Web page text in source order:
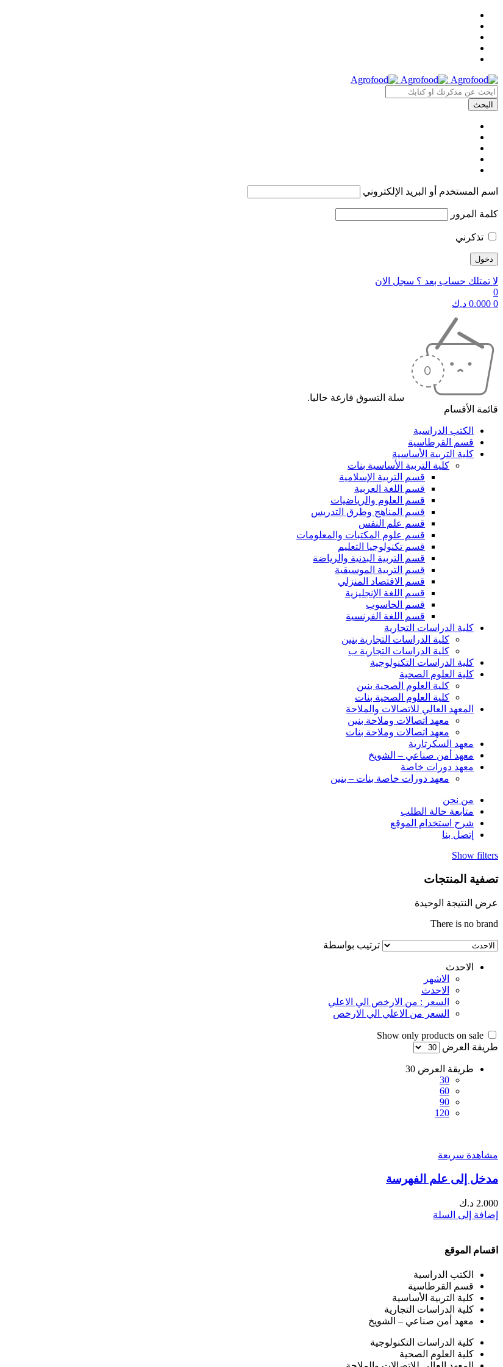
اسم المستخدم أو البريد الإلكتروني
كلمة المرور
تذكرني
لا تمتلك حساب بعد ؟ سجل الان
0
0
0.000 د.ك
سلة التسوق فارغة حاليا.
قائمة الأقسام
الكتب الدراسية
قسم القرطاسية
كلية التربية الأساسية
كلية التربية الأساسية بنات
قسم التربية الإسلامية
قسم اللغة العربية
قسم العلوم والرياضيات
قسم المناهج وطرق التدريس
قسم علم النفس
قسم علوم المكتبات والمعلومات
قسم تكنولوجيا التعليم
قسم التربية البدنية والرياضة
قسم التربية الموسيقية
قسم الاقتصاد المنزلي
قسم اللغة الإنجليزية
قسم الحاسوب
قسم اللغة الفرنسية
كلية الدراسات التجارية
كلية الدراسات التجارية بنين
كلية الدراسات التجارية ب
كلية الدراسات التكنولوجية
كلية العلوم الصحية
كلية العلوم الصحية بنين
كلية العلوم الصحية بنات
المعهد العالي للاتصالات والملاحة
معهد اتصالات وملاحة بنين
معهد اتصالات وملاحة بنات
معهد السكرتارية
معهد أمن صناعي – الشويخ
معهد دورات خاصة
معهد دورات خاصة بنات – بنين
من نحن
متابعة حالة الطلب
شرح استخدام الموقع
إتصل بنا
Show filters
تصفية المنتجات
عرض النتيجة الوحيدة
There is no brand
ترتيب بواسطة
الاحدث
الاشهر
الاحدث
السعر : من الارخص الي الاعلي
السعر من الاعلي الي الارخص
طريقة العرض
طريقة العرض 30
30
60
90
120
مشاهدة سريعة
مدخل إلى علم الفهرسة
2.000 د.ك
إضافة إلى السلة
اقسام الموقع
الكتب الدراسية
قسم القرطاسية
كلية التربية الأساسية
كلية الدراسات التجارية
معهد أمن صناعي – الشويخ
كلية الدراسات التكنولوجية
كلية العلوم الصحية